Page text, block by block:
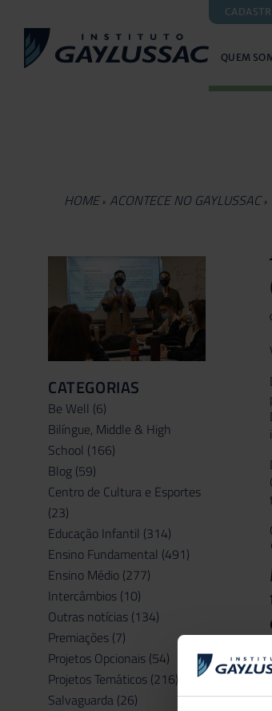
QUEM
HOME » ACONTECE NO GAYLUSSAC »
CATEGORIAS
Be Well (6)
Bilíngue, Middle & High
School (166)
Blog (59)
Centro de Cultura e Esportes
(23)
Educação Infantil (314)
Ensino Fundamental (491)
Ensino Médio (277)
Intercâmbios (10)
Outras notícias (134)
Premiações (7)
Projetos Opcionais (54)
Projetos Temáticos (216)
Salvaguarda (26)